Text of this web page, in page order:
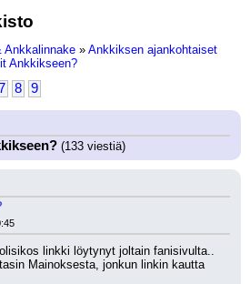
Ankkalinnake » Ankkiksen ajankohtaiset
Ankkikseen?
8 9
(133 viestiä)
linkki löytynyt joltain fanisivulta..
Mainoksesta, jonkun linkin kautta